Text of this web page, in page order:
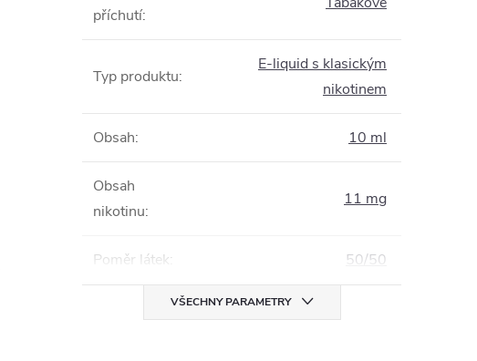
příchutí:
Typ produktu:
E-liquid s klasickým
nikotinem
Obsah: 10 ml
Obsah
nikotinu:
11 mg
Poměr látek: 50/50
VŠECHNY PARAMETRY